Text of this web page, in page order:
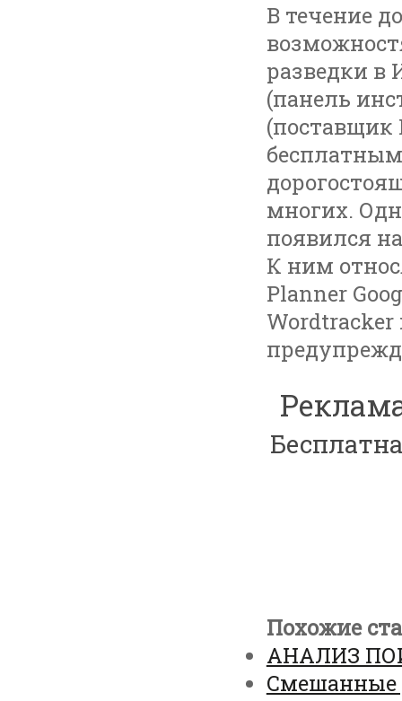
В течение
разведки в
(панель
(поставщик
многих.
появился
К ним
Planner
Wordtracker
Похожие
АНАЛИЗ
Смешанные